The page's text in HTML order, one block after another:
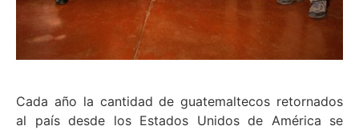
Cada año la cantidad de guatemaltecos retornados
al país desde los Estados Unidos de América se